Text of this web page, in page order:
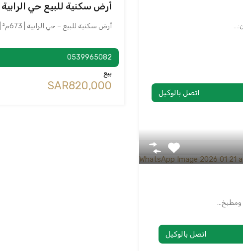
اتصل بالوكيل
أرض سكنية للبيع حي الرابية | 673م² | واجهة غربية
أرض سكنية للبيع – حي الرابية | 673م² | واجهة…
0539965082
بيع
‪SAR820,000
ومطبخ…
اتصل بالوكيل